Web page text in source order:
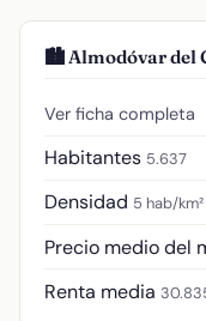
🏙️ Almodóvar del
Ver ficha completa
Habitantes 5.637
Densidad 5 hab/km²
Precio medio del
Renta media